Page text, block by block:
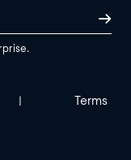
| Terms